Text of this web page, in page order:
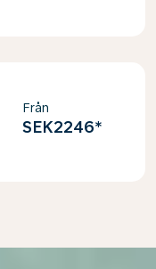
Från
SEK2246*